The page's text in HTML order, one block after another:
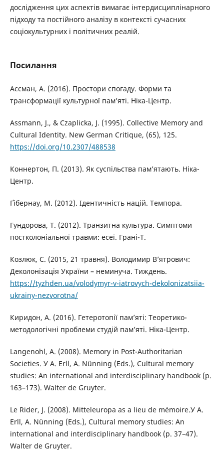
дослідження цих аспектів вимагає інтердисциплінарного
підходу та постійного аналізу в контексті сучасних
соціокультурних і політичних реалій.
Посилання
Ассман, А. (2016). Простори спогаду. Форми та
трансформації культурної пам’яті. Ніка-Центр.
Assmann, J., & Czaplicka, J. (1995). Collective Memory and
Cultural Identity. New German Critique, (65), 125.
https://doi.org/10.2307/488538
Коннертон, П. (2013). Як суспільства пам’ятають. Ніка-
Центр.
Ґібернау, М. (2012). Ідентичність націй. Темпора.
Гундорова, Т. (2012). Транзитна культура. Симптоми
постколоніальної травми: есеї. Грані-Т.
Козлюк, С. (2015, 21 травня). Володимир В’ятрович:
Деколонізація України – неминуча. Тиждень.
https://tyzhden.ua/volodymyr-v-iatrovych-dekolonizatsiia-
ukrainy-nezvorotna/
Киридон, А. (2016). Гетеротопії пам’яті: Теоретико-
методологічні проблеми студій пам’яті. Ніка-Центр.
Langenohl, A. (2008). Memory in Post-Authoritarian
Societies. У A. Erll, A. Nünning (Eds.), Cultural memory
studies: An international and interdisciplinary handbook (p.
163–173). Walter de Gruyter.
Le Rider, J. (2008). Mitteleuropa as a lieu de mémoire.У A.
Erll, A. Nünning (Eds.), Cultural memory studies: An
international and interdisciplinary handbook (p. 37–47).
Walter de Gruyter.